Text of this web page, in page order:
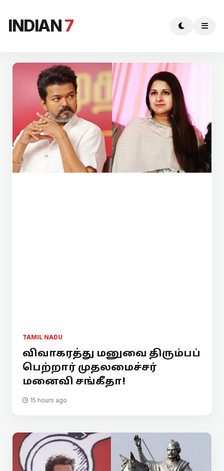
INDIAN7
TAMIL NADU
விவாகரத்து மனுவை திரும்பப்
பெற்றார் முதலமைச்சர்
மனைவி சங்கீதா!
15 hours ago